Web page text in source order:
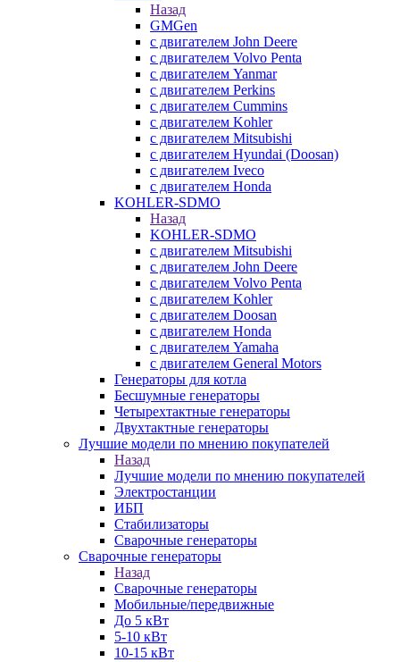
Назад
GMGen
с двигателем John Deere
с двигателем Volvo Penta
с двигателем Yanmar
с двигателем Perkins
с двигателем Cummins
с двигателем Kohler
с двигателем Mitsubishi
с двигателем Hyundai (Doosan)
с двигателем Iveco
с двигателем Honda
KOHLER-SDMO
Назад
KOHLER-SDMO
с двигателем Mitsubishi
с двигателем John Deere
с двигателем Volvo Penta
с двигателем Kohler
с двигателем Doosan
с двигателем Honda
с двигателем Yamaha
с двигателем General Motors
Генераторы для котла
Бесшумные генераторы
Четырехтактные генераторы
Двухтактные генераторы
Лучшие модели по мнению покупателей
Назад
Лучшие модели по мнению покупателей
Электростанции
ИБП
Стабилизаторы
Сварочные генераторы
Сварочные генераторы
Назад
Сварочные генераторы
Мобильные/передвижные
До 5 кВт
5-10 кВт
10-15 кВт